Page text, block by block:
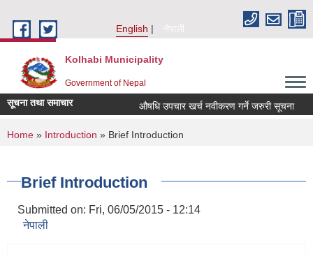
English
नेपाली
Kolhabi Municipality
Government of Nepal
सूचना तथा समाचार औषधि उपचार खर्च नवीकरण गर्ने जरुरी सूचना
You are here
Home » Introduction » Brief Introduction
Brief Introduction
Submitted on: Fri, 06/05/2015 - 12:14
नेपाली